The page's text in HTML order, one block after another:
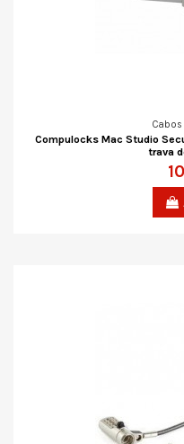
Compulocks Mac Studio
trava